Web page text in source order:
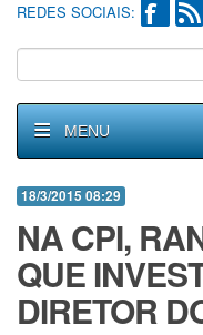
REDES SOCIAIS:
MENU
18/3/2015 08:29
NA CPI,
QUE
DIRETOR